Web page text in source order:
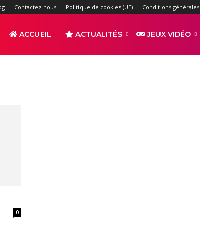
Contactez nous Politique de cookies (UE) Conditions générales
ACCUEIL ACTUALITÉS JEUX VIDÉO
0